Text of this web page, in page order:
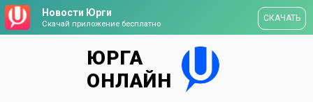
Новости Юрги
Скачай приложение бесплатно
СКАЧАТЬ
ЮРГА
ОНЛАЙН